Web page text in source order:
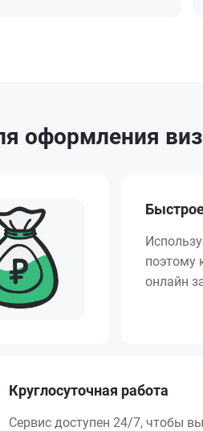
оформления
поэтому
онлайн
Круглосуточная работа
Сервис доступен 24/7, чтобы вы